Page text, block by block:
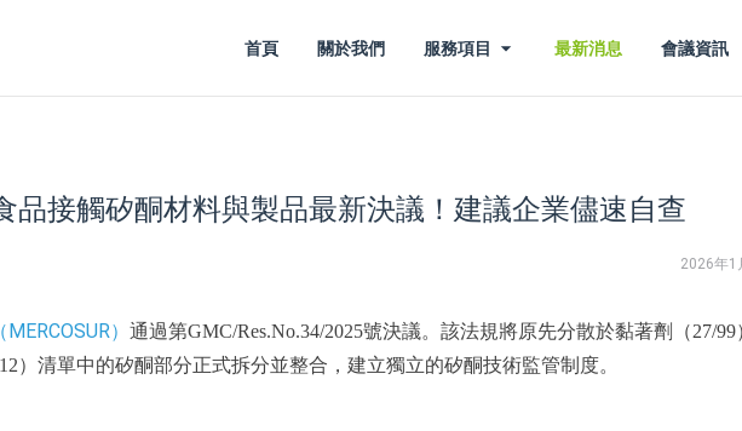
首頁 關於我們 服務項目 最新消息 會議資訊
品接觸矽酮材料與製品最新決議！建議企業儘速自查
2026年1
） 通過第GMC/Res.No.34/2025號決議。該法規將原先分散於黏著劑（27/99
）清單中的矽酮部分正式拆分並整合，建立獨立的矽酮技術監管制度。